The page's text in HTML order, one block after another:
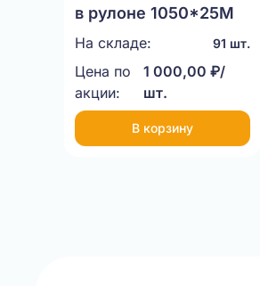
в рулоне 1050*25М
На складе: 91 шт.
Цена по
акции:
1 000,00 ₽/
шт.
В корзину